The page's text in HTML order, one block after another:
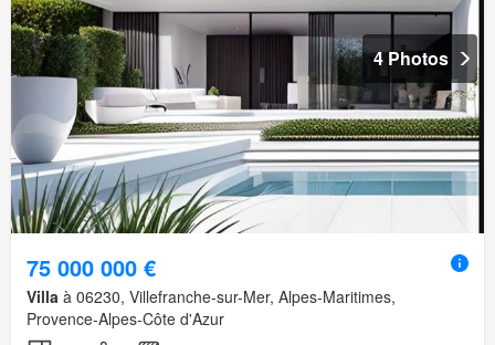
4 Photos
75 000 000 €
Villa à 06230, Villefranche-sur-Mer, Alpes-Maritimes,
Provence-Alpes-Côte d'Azur